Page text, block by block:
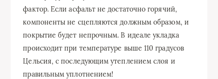
фактор. Если асфальт не достаточно горячий,
компоненты не сцепляются должным образом, и
покрытие будет непрочным. В идеале укладка
происходит при температуре выше 110 градусов
Цельсия, с последующим утеплением слоя и
правильным уплотнением!